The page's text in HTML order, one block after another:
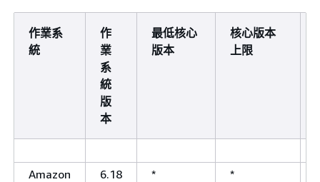
作業系
統
作
業
系
統
版
本
最低核心
版本
核心版本
上限
Amazon
6.18 * *